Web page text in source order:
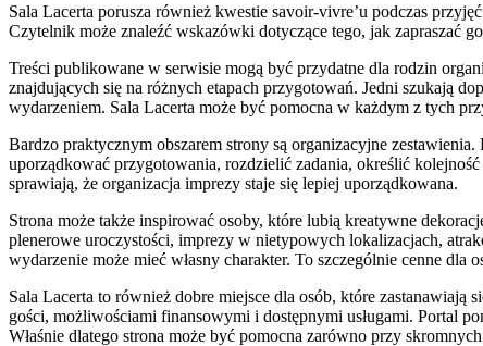
Sala Lacerta porusza również kwestie savoir-vivre’u podczas
Czytelnik może znaleźć wskazówki dotyczące tego, jak zapraszać
Treści publikowane w serwisie mogą być przydatne dla rodzin
znajdujących się na różnych etapach przygotowań. Jedni szukają
wydarzeniem. Sala Lacerta może być pomocna w każdym z tych
Bardzo praktycznym obszarem strony są organizacyjne
uporządkować przygotowania, rozdzielić zadania, określić
sprawiają, że organizacja imprezy staje się lepiej uporządkowana.
Strona może także inspirować osoby, które lubią kreatywne
plenerowe uroczystości, imprezy w nietypowych lokalizacjach,
wydarzenie może mieć własny charakter. To szczególnie cenne dla
Sala Lacerta to również dobre miejsce dla osób, które zastanawiają
gości, możliwościami finansowymi i dostępnymi usługami. Portal
Właśnie dlatego strona może być pomocna zarówno przy